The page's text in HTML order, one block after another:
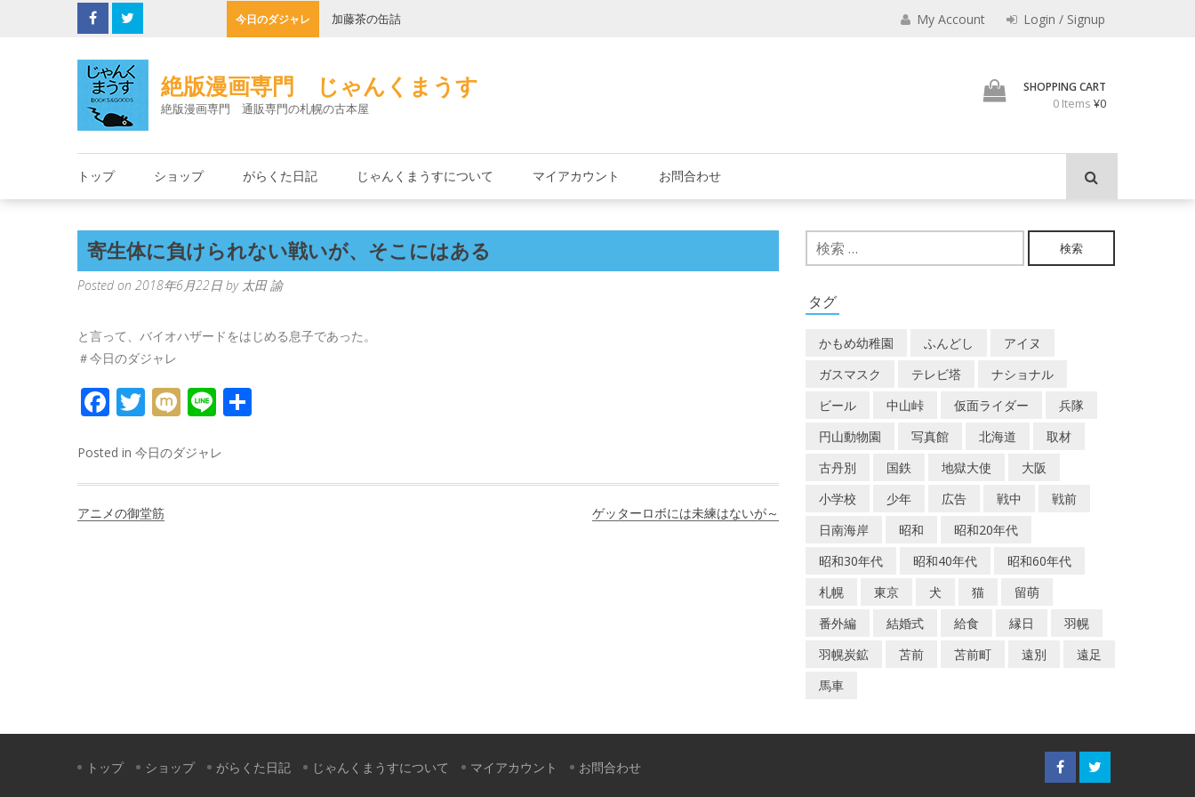
今日のダジャレ 加藤茶の缶詰 壁に耳あり障子にえなり
My Account Login / Signup
絶版漫画専門 じゃんくまうす
絶版漫画専門 通販専門の札幌の古本屋
SHOPPING CART
0 Items ¥0
トップ ショップ がらくた日記 じゃんくまうすについて マイアカウント お問合わせ
寄生体に負けられない戦いが、そこにはある
Posted on 2018年6月22日 by 太田 諭
と言って、バイオハザードをはじめる息子であった。
＃今日のダジャレ
FACEBOOK
TWITTER
MIXILINE
Posted in 今日のダジャレ
アニメの御堂筋 ゲッターロボには未練はないが～
検
索:
タグ
かもめ幼稚園 ふんどし
アイヌ
ガスマスク
テレビ塔
ナショナル
ビール
中山峠 仮面ライダー
兵隊
円山動物園
写真館 北海道
取材
古丹別
国鉄 地獄大使
大阪
小学校
少年 広告 戦中
戦前
日南海岸
昭和
昭和20年代
昭和30年代
昭和40年代
昭和60年代
札幌
東京 犬 猫
留萌
番外編
結婚式 給食 縁日
羽幌
羽幌炭鉱
苫前 苫前町 遠別
遠足
馬車
トップ ショップ がらくた日記 じゃんくまうすについて マイアカウント お問合わせ